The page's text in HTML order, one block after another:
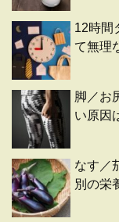
12時間
て無理
脚／お
い原因
なす／
別の栄